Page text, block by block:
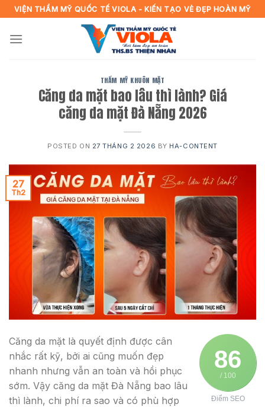
Skip
to
content
VIỆN THẨM MỸ QUỐC TẾ VIOLA - KIẾN TẠO VẺ ĐẸP HOÀN MỸ
THẨM MỸ KHUÔN MẶT
Căng da mặt bao lâu thì lành? Giá
căng da mặt Đà Nẵng 2026
POSTED ON 27 THÁNG 2 2026 BY HA-CONTENT
27
Th2
86
/ 100
Điểm SEO
Căng da mặt là quyết định được cân
nhắc rất kỹ, bởi ai cũng muốn đẹp
nhanh nhưng vẫn an toàn và hồi phục
sớm. Vậy căng da mặt Đà Nẵng bao lâu
thì lành, chi phí ra sao và có phù hợp